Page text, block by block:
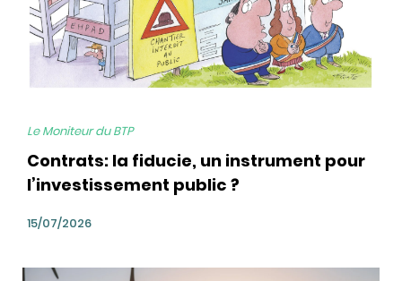
Le Moniteur du BTP
Contrats: la fiducie, un instrument pour
l’investissement public ?
15/07/2026